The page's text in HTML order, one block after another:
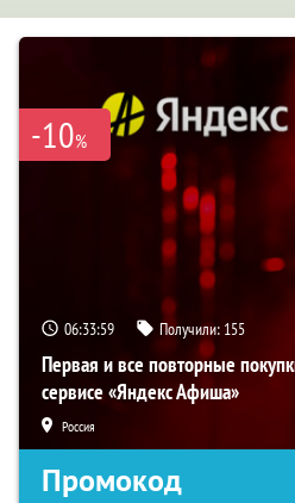
-10%
06:33:59 Получили: 155
Первая и все повторные
сервисе «Яндекс Афиша»
Россия
Промокод